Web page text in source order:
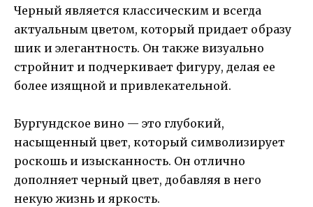
Черный является классическим и всегда
актуальным цветом, который придает образу
шик и элегантность. Он также визуально
стройнит и подчеркивает фигуру, делая ее
более изящной и привлекательной.
Бургундское вино — это глубокий,
насыщенный цвет, который символизирует
роскошь и изысканность. Он отлично
дополняет черный цвет, добавляя в него
некую жизнь и яркость.